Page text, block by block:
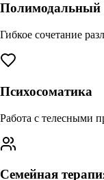
Полимодальный
Гибкое сочетание
Психосоматика
Работа с телесными
Семейная